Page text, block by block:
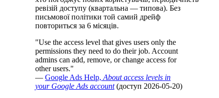
ревізій доступу (квартальна — типова). Без
письмової політики той самий дрейф
повториться за 6 місяців.
"Use the access level that gives users only the
permissions they need to do their job. Account
admins can add, remove, or change access for
other users."
— Google Ads Help,About access levels in
your Google Ads account(доступ 2026-05-20)